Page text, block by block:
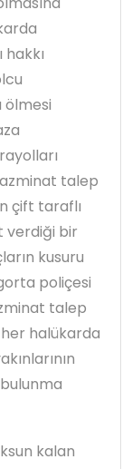
ölmesi
talep
çift taraflı
verdiği bir
kusuru
poliçesi
talep
halükarda
kalan